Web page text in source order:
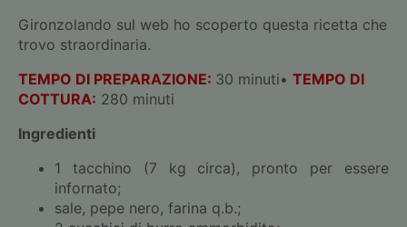
Gironzolando sul web ho scoperto questa ricetta che
trovo straordinaria.
TEMPO DI PREPARAZIONE: 30 minuti• TEMPO DI
COTTURA: 280 minuti
Ingredienti
1 tacchino (7 kg circa), pronto per essere
infornato;
sale, pepe nero, farina q.b.;